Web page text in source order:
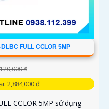
FULL COLOR 5MP
₫
2,884,000 ₫
COLOR 5MP sử dụng